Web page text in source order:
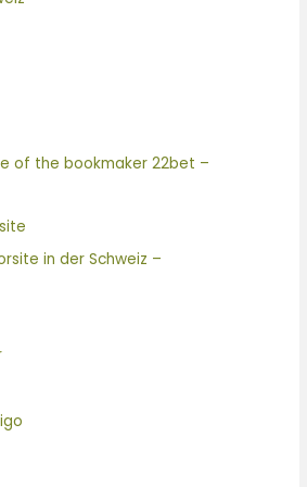
of the bookmaker 22bet –
in der Schweiz –